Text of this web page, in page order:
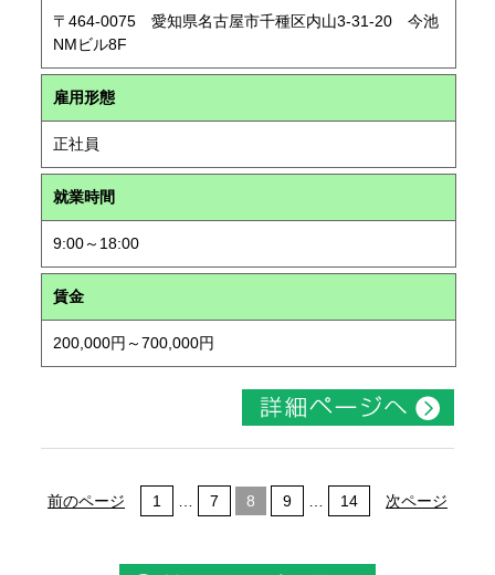
〒464-0075 愛知県名古屋市千種区内山3-31-20 今池
NMビル8F
雇用形態
正社員
就業時間
9:00～18:00
賃金
200,000円～700,000円
前のページ 1 7 8 9 14 次ページ